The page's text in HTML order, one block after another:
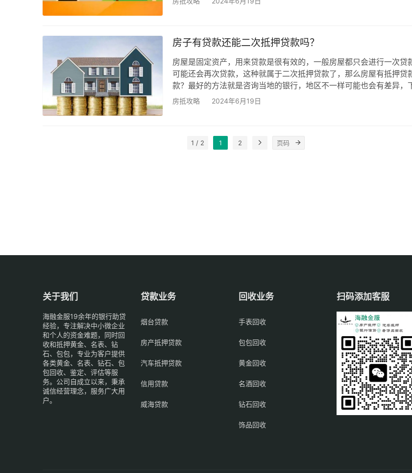
房子有贷款还能二次抵押贷款吗？
房屋是固定资产，用来贷款是很有效的，一般房屋都只会进行一次贷
可能还会再次贷款，这种就属于二次抵押贷款了，那么房屋有抵押贷
款？最好的方法就是咨询当地的银行，地区不一样可能也会有差异，
来为大家讲解一番，给大家一些参考。 房屋有抵押贷款怎么再贷款？
或本人…
房抵攻略 2024年6月19日
1 / 2 1 2
关于我们
海融金服19余年的银行助贷
经验，专注解决中小微企业
和个人的资金难题，同时回
收和抵押黄金、名表、钻
石、包包，专业为客户提供
各类黄金、名表、钻石、包
包回收、鉴定、评估等服
务。公司自成立以来，秉承
诚信经营理念，服务广大用
户。
贷款业务
烟台贷款
房产抵押贷款
汽车抵押贷款
信用贷款
威海贷款
回收业务
手表回收
包包回收
黄金回收
名酒回收
钻石回收
饰品回收
扫码添加客服